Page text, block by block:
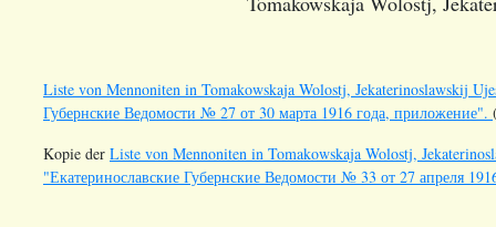
Liste von Mennoniten in Tomakowskaja Wolostj, Jekaterinoslawskij
Губернские Ведомости № 27 от 30 марта 1916 года, приложение".
Kopie der Liste von Mennoniten in Tomakowskaja Wolostj,
"Екатеринославские Губернские Ведомости № 33 от 27 апреля